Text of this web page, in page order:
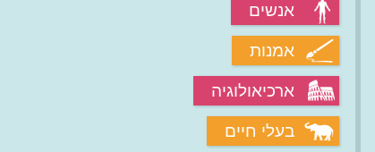
אנשים
אמנות
ארכיאולוגיה
בעלי חיים